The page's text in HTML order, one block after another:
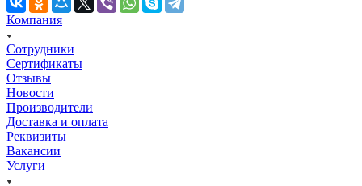
Компания
Сотрудники
Сертификаты
Отзывы
Новости
Производители
Доставка и оплата
Реквизиты
Вакансии
Услуги